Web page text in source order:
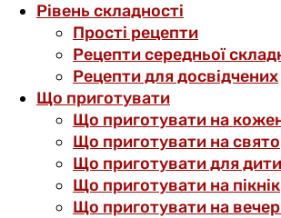
Рівень складності
Прості рецепти
Рецепти середньої
Рецепти для досвідчених
Що приготувати
Що приготувати на
Що приготувати на свято
Що приготувати для
Що приготувати на пікнік
Що приготувати на